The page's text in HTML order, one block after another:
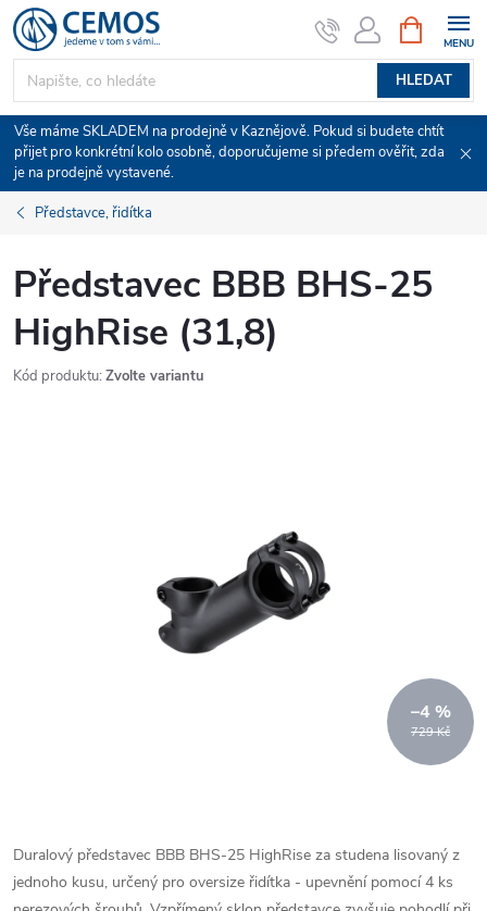
Přejít
na
obsah
HLEDAT
NÁKUPNÍ
KOŠÍK
Vše máme SKLADEM na prodejně v Kaznějově. Pokud si budete chtít
přijet pro konkrétní kolo osobně, doporučujeme si předem ověřit, zda
je na prodejně vystavené.
Představce, řidítka
Představec BBB BHS-25
HighRise (31,8)
Kód produktu: Zvolte variantu
729 Kč
–4 %
Duralový představec BBB BHS-25 HighRise za studena lisovaný z
jednoho kusu, určený pro oversize řidítka - upevnění pomocí 4 ks